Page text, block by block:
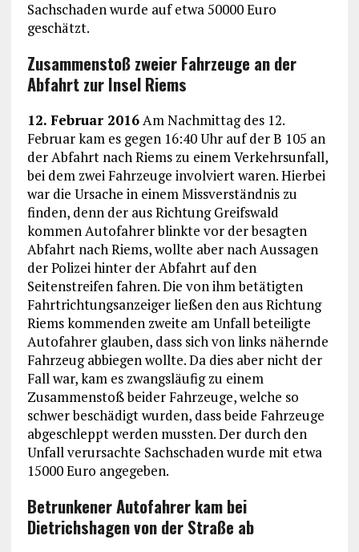
Sachschaden wurde auf etwa 50000 Euro
geschätzt.
Zusammenstoß zweier Fahrzeuge an der
Abfahrt zur Insel Riems
12. Februar 2016Am Nachmittag des 12.
Februar kam es gegen 16:40 Uhr auf der B 105 an
der Abfahrt nach Riems zu einem Verkehrsunfall,
bei dem zwei Fahrzeuge involviert waren. Hierbei
war die Ursache in einem Missverständnis zu
finden, denn der aus Richtung Greifswald
kommen Autofahrer blinkte vor der besagten
Abfahrt nach Riems, wollte aber nach Aussagen
der Polizei hinter der Abfahrt auf den
Seitenstreifen fahren. Die von ihm betätigten
Fahrtrichtungsanzeiger ließen den aus Richtung
Riems kommenden zweite am Unfall beteiligte
Autofahrer glauben, dass sich von links nähernde
Fahrzeug abbiegen wollte. Da dies aber nicht der
Fall war, kam es zwangsläufig zu einem
Zusammenstoß beider Fahrzeuge, welche so
schwer beschädigt wurden, dass beide Fahrzeuge
abgeschleppt werden mussten. Der durch den
Unfall verursachte Sachschaden wurde mit etwa
15000 Euro angegeben.
Betrunkener Autofahrer kam bei
Dietrichshagen von der Straße ab